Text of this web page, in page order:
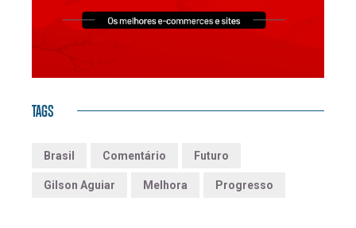
TAGS
Brasil Comentário Futuro
Gilson Aguiar Melhora Progresso